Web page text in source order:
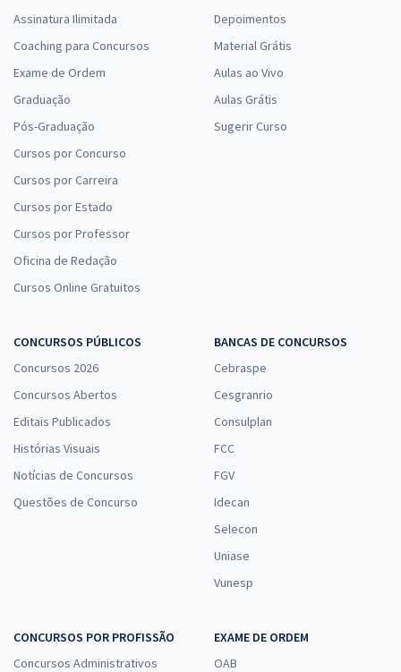
Assinatura Ilimitada
Coaching para Concursos
Exame de Ordem
Graduação
Pós-Graduação
Cursos por Concurso
Cursos por Carreira
Cursos por Estado
Cursos por Professor
Oficina de Redação
Cursos Online Gratuitos
Depoimentos
Material Grátis
Aulas ao Vivo
Aulas Grátis
Sugerir Curso
CONCURSOS PÚBLICOS
Concursos 2026
Concursos Abertos
Editais Publicados
Histórias Visuais
Notícias de Concursos
Questões de Concurso
BANCAS DE CONCURSOS
Cebraspe
Cesgranrio
Consulplan
FCC
FGV
Idecan
Selecon
Uniase
Vunesp
CONCURSOS POR PROFISSÃO
Concursos Administrativos
EXAME DE ORDEM
OAB